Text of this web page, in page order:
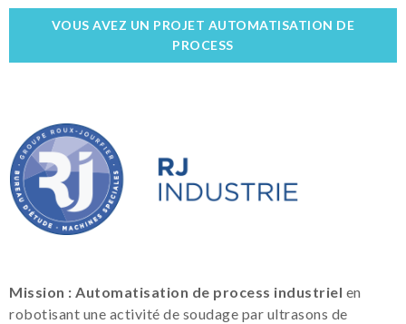
VOUS AVEZ UN PROJET AUTOMATISATION DE
PROCESS
Mission : Automatisation de process industriel en
robotisant une activité de soudage par ultrasons de